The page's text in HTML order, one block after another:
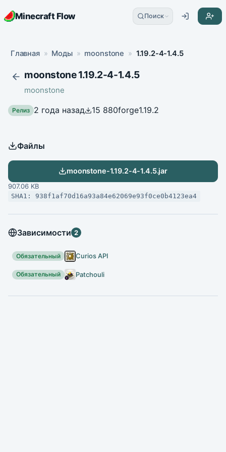
Minecraft Flow Поиск
Главная » Моды » moonstone » 1.19.2-4-1.4.5
moonstone 1.19.2-4-1.4.5
moonstone
Релиз 2 года назад 15 880forge1.19.2
Файлы
moonstone-1.19.2-4-1.4.5.jar
907.06 KB
SHA1: 938f1af70d16a93a84e62069e93f0ce0b4123ea4
Зависимости 2
Обязательный Curios API
Обязательный Patchouli